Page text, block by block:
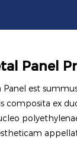
Panel
est
composita ex